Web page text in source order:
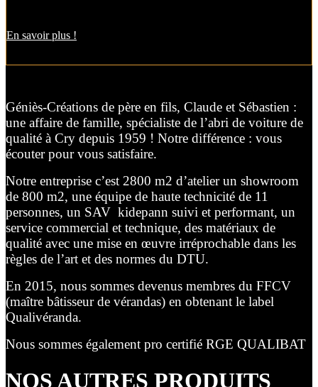
En savoir plus !
Géniès-Créations de père en fils, Claude et Sébastien :
une affaire de famille, spécialiste de l’abri de voiture de
qualité à Cry depuis 1959 ! Notre différence : vous
écouter pour vous satisfaire.
Notre entreprise c’est 2800 m2 d’atelier un showroom
de 800 m2, une équipe de haute technicité de 11
personnes, un SAV kidepann suivi et performant, un
service commercial et technique, des matériaux de
qualité avec une mise en œuvre irréprochable dans les
règles de l’art et des normes du DTU.
En 2015, nous sommes devenus membres du FFCV
(maître bâtisseur de vérandas) en obtenant le label
Qualivéranda.
Nous sommes également pro certifié RGE QUALIBAT
NOS AUTRES PRODUITS